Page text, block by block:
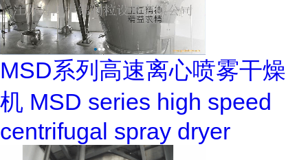
MSD系列高速离心喷雾干燥
机 MSD series high speed
centrifugal spray dryer